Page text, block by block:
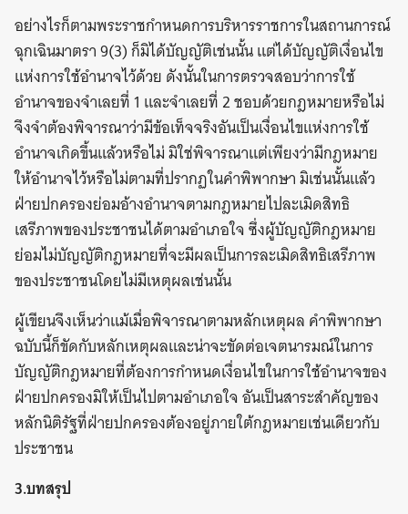
อย่างไรก็ตามพระราชกำหนดการบริหารราชการในสถานการณ์
ฉุกเฉินมาตรา 9(3) ก็มิได้บัญญัติเช่นนั้น แต่ได้บัญญัติเงื่อนไข
แห่งการใช้อำนาจไว้ด้วย ดังนั้นในการตรวจสอบว่าการใช้
อำนาจของจำเลยที่ 1 และจำเลยที่ 2 ชอบด้วยกฎหมายหรือไม่
จึงจำต้องพิจารณาว่ามีข้อเท็จจริงอันเป็นเงื่อนไขแห่งการใช้
อำนาจเกิดขึ้นแล้วหรือไม่ มิใช่พิจารณาแต่เพียงว่ามีกฎหมาย
ให้อำนาจไว้หรือไม่ตามที่ปรากฏในคำพิพากษา มิเช่นนั้นแล้ว
ฝ่ายปกครองย่อมอ้างอำนาจตามกฎหมายไปละเมิดสิทธิ
เสรีภาพของประชาชนได้ตามอำเภอใจ ซึ่งผู้บัญญัติกฎหมาย
ย่อมไม่บัญญัติกฎหมายที่จะมีผลเป็นการละเมิดสิทธิเสรีภาพ
ของประชาชนโดยไม่มีเหตุผลเช่นนั้น
ผู้เขียนจึงเห็นว่าแม้เมื่อพิจารณาตามหลักเหตุผล คำพิพากษา
ฉบับนี้ก็ขัดกับหลักเหตุผลและน่าจะขัดต่อเจตนารมณ์ในการ
บัญญัติกฎหมายที่ต้องการกำหนดเงื่อนไขในการใช้อำนาจของ
ฝ่ายปกครองมิให้เป็นไปตามอำเภอใจ อันเป็นสาระสำคัญของ
หลักนิติรัฐที่ฝ่ายปกครองต้องอยู่ภายใต้กฎหมายเช่นเดียวกับ
ประชาชน
3.บทสรุป